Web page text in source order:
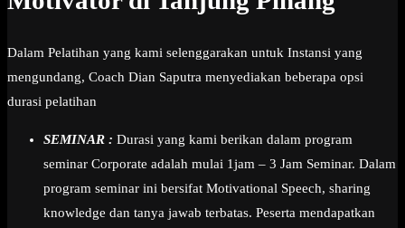
Dalam Pelatihan yang kami selenggarakan untuk Instansi yang
mengundang, Coach Dian Saputra menyediakan beberapa opsi
durasi pelatihan
SEMINAR : Durasi yang kami berikan dalam program
seminar Corporate adalah mulai 1jam – 3 Jam Seminar. Dalam
program seminar ini bersifat Motivational Speech, sharing
knowledge dan tanya jawab terbatas. Peserta mendapatkan